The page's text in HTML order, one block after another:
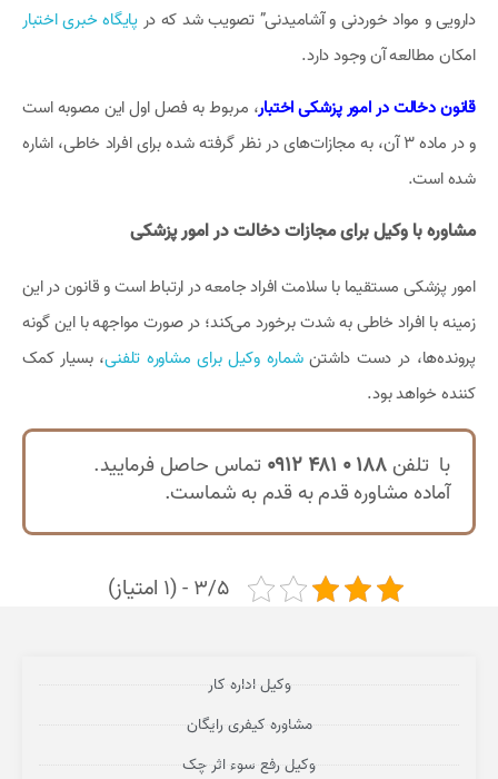
دارویی و مواد خوردنی و آشامیدنی” تصویب شد که درپایگاه خبری اختبار
امکان مطالعه آن وجود دارد.
قانون دخالت در امور پزشکی اختبار، مربوط به فصل اول این مصوبه است
و در ماده 3 آن، به مجازات‌های در نظر گرفته شده برای افراد خاطی، اشاره
شده است.
مشاوره با وکیل برای مجازات دخالت در امور پزشکی
امور پزشکی مستقیما با سلامت افراد جامعه در ارتباط است و قانون در این
زمینه با افراد خاطی به شدت برخورد می‌کند؛ در صورت مواجهه با این گونه
پرونده‌ها، در دست داشتنشماره وکیل برای مشاوره تلفنی، بسیار کمک
کننده خواهد بود.
با تلفن188 0 481 0912
تماس حاصل فرمایید.
آماده مشاوره قدم به قدم به شماست.
3/5 - (1 امتیاز)
وکیل اداره کار
مشاوره کیفری رایگان
وکیل رفع سوء اثر چک